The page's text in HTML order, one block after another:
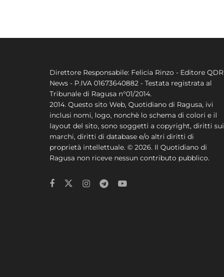
Direttore Responsabile: Felicia Rinzo - Editore QDR
News - P.IVA 01673640882 - Testata registrata al
Tribunale di Ragusa n°01/2014.
2014. Questo sito Web, Quotidiano di Ragusa, ivi
inclusi nomi, logo, nonchè lo schema di colori e il
layout del sito, sono soggetti a copyright, diritti sui
marchi, diritti di database e/o altri diritti di
proprietà intellettuale. © 2026. Il Quotidiano di
Ragusa non riceve nessun contributo pubblico.